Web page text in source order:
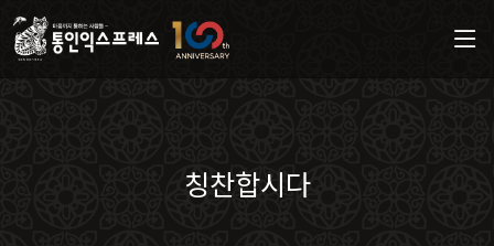
칭찬합시다